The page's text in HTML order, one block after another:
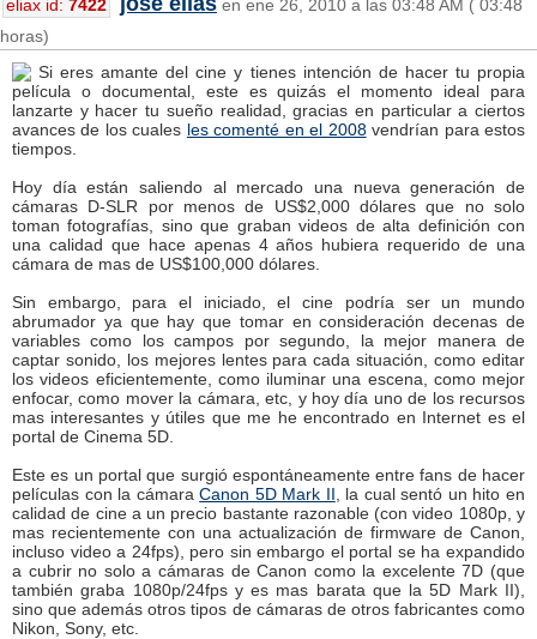
eliax id: 7422
en ene 26, 2010 a las 03:48 AM ( 03:48
horas)
Si eres amante del cine y tienes intención de hacer tu propia
película o documental, este es quizás el momento ideal para
lanzarte y hacer tu sueño realidad, gracias en particular a ciertos
avances de los cuales les comenté en el 2008vendrían para estos
tiempos.
Hoy día están saliendo al mercado una nueva generación de
cámaras D-SLR por menos de US$2,000 dólares que no solo
toman fotografías, sino que graban videos de alta definición con
una calidad que hace apenas 4 años hubiera requerido de una
cámara de mas de US$100,000 dólares.
Sin embargo, para el iniciado, el cine podría ser un mundo
abrumador ya que hay que tomar en consideración decenas de
variables como los campos por segundo, la mejor manera de
captar sonido, los mejores lentes para cada situación, como editar
los videos eficientemente, como iluminar una escena, como mejor
enfocar, como mover la cámara, etc, y hoy día uno de los recursos
mas interesantes y útiles que me he encontrado en Internet es el
portal de Cinema 5D.
Este es un portal que surgió espontáneamente entre fans de hacer
películas con la cámaraCanon 5D Mark II , la cual sentó un hito en
calidad de cine a un precio bastante razonable (con video 1080p, y
mas recientemente con una actualización de firmware de Canon,
incluso video a 24fps), pero sin embargo el portal se ha expandido
a cubrir no solo a cámaras de Canon como la excelente 7D (que
también graba 1080p/24fps y es mas barata que la 5D Mark II),
sino que además otros tipos de cámaras de otros fabricantes como
Nikon, Sony, etc.